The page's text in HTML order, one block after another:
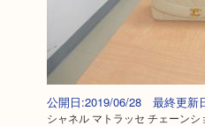
公開日:2019/06/28 最終更新
シャネル マトラッセ チェーンシ